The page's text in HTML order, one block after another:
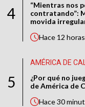
4
“Mientras nos
contratando”:
movida
Hace 12 horas
5
AMÉRICA DE CALI
¿Por qué no
de América de
Hace30